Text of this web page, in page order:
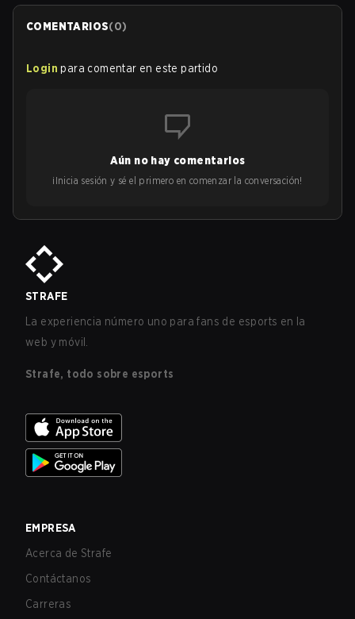
COMENTARIOS(0)
Login para comentar en este partido
Aún no hay comentarios
¡Inicia sesión y sé el primero en comenzar la conversación!
STRAFE
La experiencia número uno para fans de esports en la
web y móvil.
Strafe, todo sobre esports
EMPRESA
Acerca de Strafe
Contáctanos
Carreras